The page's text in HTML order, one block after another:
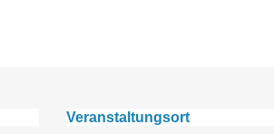
Veranstaltungsort